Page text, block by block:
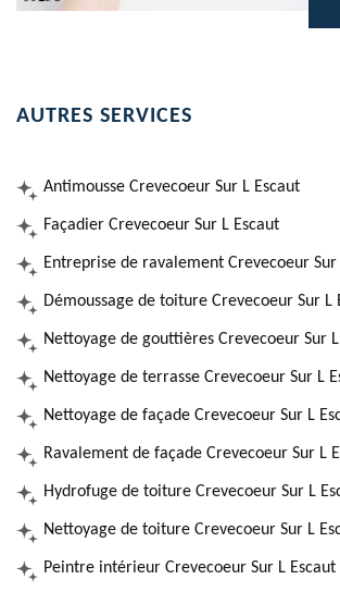
AUTRES SERVICES
Antimousse Crevecoeur Sur L Escaut
Façadier Crevecoeur Sur L Escaut
Entreprise de ravalement Crevecoeur Sur
Démoussage de toiture Crevecoeur Sur L
Nettoyage de gouttières Crevecoeur Sur
Nettoyage de terrasse Crevecoeur Sur L
Nettoyage de façade Crevecoeur Sur L
Ravalement de façade Crevecoeur Sur L
Hydrofuge de toiture Crevecoeur Sur L
Nettoyage de toiture Crevecoeur Sur L
Peintre intérieur Crevecoeur Sur L Escaut